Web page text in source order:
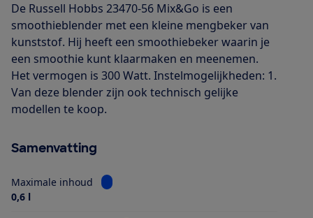
De Russell Hobbs 23470-56 Mix&Go is een
smoothieblender met een kleine mengbeker van
kunststof. Hij heeft een smoothiebeker waarin je
een smoothie kunt klaarmaken en meenemen.
Het vermogen is 300 Watt. Instelmogelijkheden: 1.
Van deze blender zijn ook technisch gelijke
modellen te koop.
Samenvatting
Maximale inhoud
Bekijk informatie voor Maximale inhoud
0,6 l